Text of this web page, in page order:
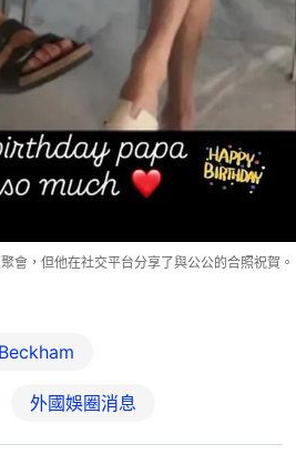
會，但他在社交平台分享了與公公的合照祝賀。
外國娛圈消息